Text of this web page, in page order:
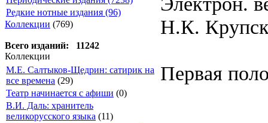
Редкие нотные издания (96)
Коллекции (769)
Всего изданий: 11242
Коллекции
М.Е. Салтыков-Щедрин: сатирик на
все времена (29)
Театр начинается с афиши (0)
В.И. Даль: хранитель
великорусского языка (11)
Н.К.
Первая